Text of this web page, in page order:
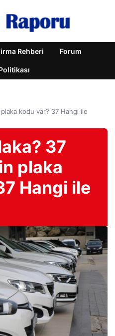
Rehberi Forum
kodu var? 37 Hangi ile
37
plaka
Hangi ile